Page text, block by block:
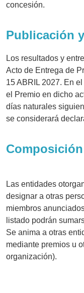
concesión.
Publicación
Los resultados y
Acto de Entrega de
15 ABRIL 2027. En
el Premio en dicho
días naturales
se considerará
Las entidades
designar a otras
miembros
listado podrán
Se anima a otras
mediante premios u
organización).